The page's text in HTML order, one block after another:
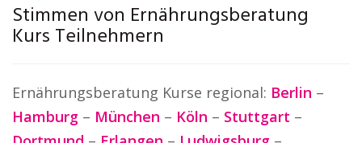
Stimmen von Ernährungsberatung
Kurs Teilnehmern
Ernährungsberatung Kurse regional: Berlin –
Hamburg – München – Köln – Stuttgart –